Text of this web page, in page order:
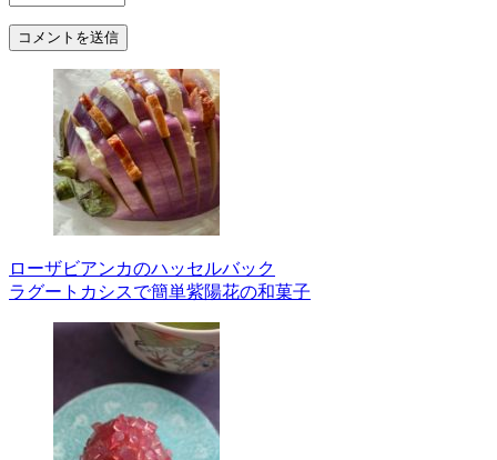
ローザビアンカのハッセルバック
ラグートカシスで簡単紫陽花の和菓子